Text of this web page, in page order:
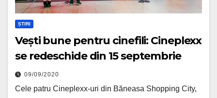
ȘTIRI
Vești bune pentru cinefili: Cineplexx
se redeschide din 15 septembrie
09/09/2020
Cele patru Cineplexx-uri din Băneasa Shopping City,